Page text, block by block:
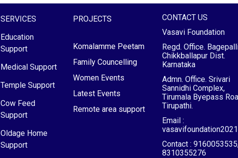
SERVICES
Education
Support
Medical Support
Temple Support
Cow Feed
Support
Oldage Home
Support
CONTACT US
Vasavi Foundation
Regd. Office.
Chikkballapur Dist.
Karnataka
Admn. Office. Srivari
Sannidhi Complex,
Tirumala Byepass
Tirupathi.
Email :
Contact :
8310355276
PROJECTS
Komalamme Peetam
Family Councelling
Women Events
Latest Events
Remote area support